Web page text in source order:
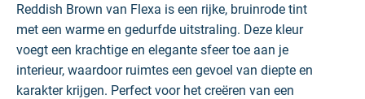
Reddish Brown van Flexa is een rijke, bruinrode tint
met een warme en gedurfde uitstraling. Deze kleur
voegt een krachtige en elegante sfeer toe aan je
interieur, waardoor ruimtes een gevoel van diepte en
karakter krijgen. Perfect voor het creëren van een